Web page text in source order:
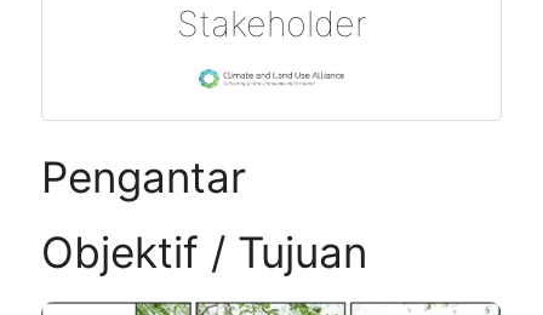
Stakeholder
Pengantar
Objektif / Tujuan